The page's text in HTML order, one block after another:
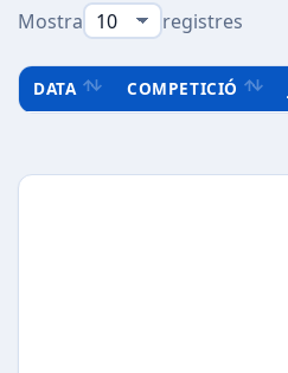
Mostra registres
DATA COMPETICIÓ